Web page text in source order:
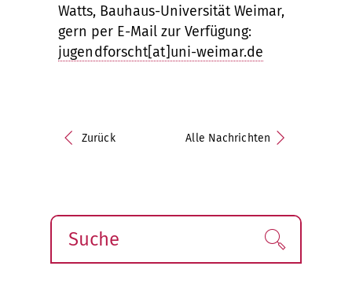
Watts, Bauhaus-Universität Weimar,
gern per E-Mail zur Verfügung:
jugendforscht[at]uni-weimar.de
Zurück Alle Nachrichten
Suche Finden!